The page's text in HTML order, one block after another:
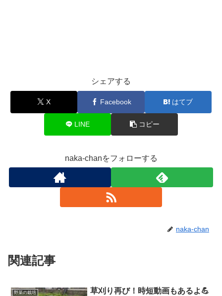
シェアする
X Facebook はてブ
LINE コピー
naka-chanをフォローする
naka-chan
関連記事
野菜の栽培 草刈り再び！時短動画もあるよ💪